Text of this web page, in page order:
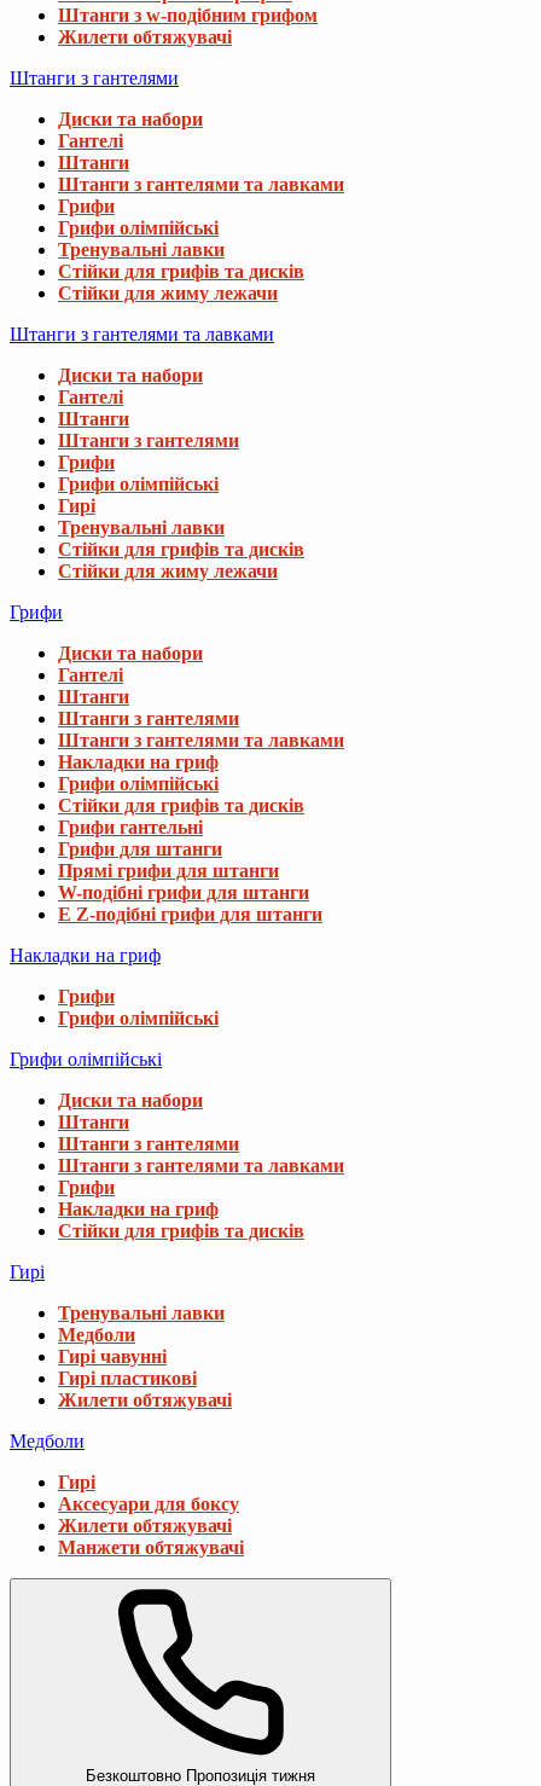
Штанги з w-подібним грифом
Жилети обтяжувачі
Штанги з гантелями
Диски та набори
Гантелі
Штанги
Штанги з гантелями та лавками
Грифи
Грифи олімпійські
Тренувальні лавки
Стійки для грифів та дисків
Стійки для жиму лежачи
Штанги з гантелями та лавками
Диски та набори
Гантелі
Штанги
Штанги з гантелями
Грифи
Грифи олімпійські
Гирі
Тренувальні лавки
Стійки для грифів та дисків
Стійки для жиму лежачи
Грифи
Диски та набори
Гантелі
Штанги
Штанги з гантелями
Штанги з гантелями та лавками
Накладки на гриф
Грифи олімпійські
Стійки для грифів та дисків
Грифи гантельні
Грифи для штанги
Прямі грифи для штанги
W-подібні грифи для штанги
E Z-подібні грифи для штанги
Накладки на гриф
Грифи
Грифи олімпійські
Грифи олімпійські
Диски та набори
Штанги
Штанги з гантелями
Штанги з гантелями та лавками
Грифи
Накладки на гриф
Стійки для грифів та дисків
Гирі
Тренувальні лавки
Медболи
Гирі чавунні
Гирі пластикові
Жилети обтяжувачі
Медболи
Гирі
Аксесуари для боксу
Жилети обтяжувачі
Манжети обтяжувачі
Безкоштовно Пропозиція тижня